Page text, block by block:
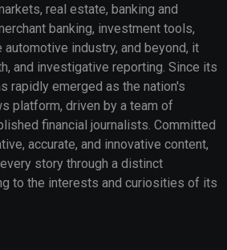
real estate, banking and
banking, investment tools,
automotive industry, and beyond, it
and investigative reporting. Since its
rapidly emerged as the nation's
platform, driven by a team of
financial journalists. Committed
accurate, and innovative content,
story through a distinct
to the interests and curiosities of its